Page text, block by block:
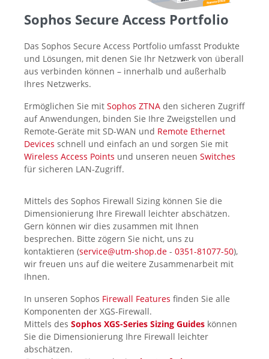
Sophos Secure Access Portfolio
Das Sophos Secure Access Portfolio umfasst Produkte
und Lösungen, mit denen Sie Ihr Netzwerk von überall
aus verbinden können – innerhalb und außerhalb
Ihres Netzwerks.
Ermöglichen Sie mit Sophos ZTNA den sicheren Zugriff
auf Anwendungen, binden Sie Ihre Zweigstellen und
Remote-Geräte mit SD-WAN und Remote Ethernet
Devices schnell und einfach an und sorgen Sie mit
Wireless Access Points und unseren neuen Switches
für sicheren LAN-Zugriff.
Mittels des Sophos Firewall Sizing können Sie die
Dimensionierung Ihre Firewall leichter abschätzen.
Gern können wir dies zusammen mit Ihnen
besprechen. Bitte zögern Sie nicht, uns zu
kontaktieren (service@utm-shop.de - 0351-81077-50),
wir freuen uns auf die weitere Zusammenarbeit mit
Ihnen.
In unseren Sophos Firewall Features finden Sie alle
Komponenten der XGS-Firewall.
Mittels des Sophos XGS-Series Sizing Guides können
Sie die Dimensionierung Ihre Firewall leichter
abschätzen.